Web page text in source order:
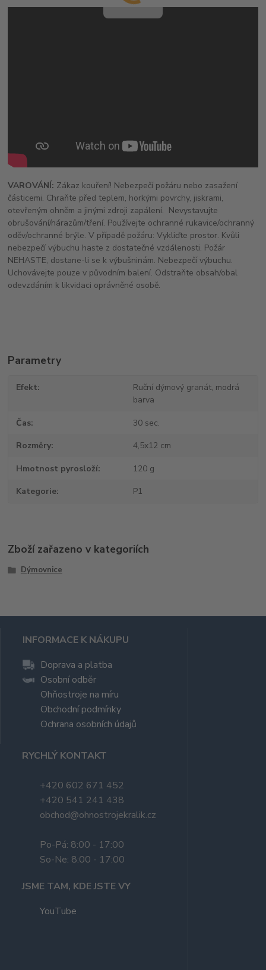
VAROVÁNÍ: Zákaz kouření! Nebezpečí požáru nebo zasažení
částicemi. Chraňte před teplem, horkými povrchy, jiskrami,
otevřeným ohněm a jinými zdroji zapálení. Nevystavujte
obrušování/nárazům/tření. Používejte ochranné rukavice/ochranný
oděv/ochranné brýle. V případě požáru: Vykliďte prostor. Kvůli
nebezpečí výbuchu haste z dostatečné vzdálenosti. Požár
NEHASTE, dostane-li se k výbušninám. Nebezpečí výbuchu.
Uchovávejte pouze v původním balení. Odstraňte obsah/obal
odevzdáním k likvidaci oprávněné osobě.
Parametry
Efekt
Ruční dýmový granát, modrá
barva
Čas 30 sec.
Rozměry 4,5x12 cm
Hmotnost pyrosloží 120 g
Kategorie P1
Zboží zařazeno v kategoriích
Dýmovnice
INFORMACE K NÁKUPU
Doprava a platba
Osobní odběr
Ohňostroje na míru
Obchodní podmínky
Ochrana osobních údajů
RYCHLÝ KONTAKT
+420 602 671 452
+420 541 241 438
obchod@ohnostrojekralik.cz
Po-Pá: 8:00 - 17:00
So-Ne: 8:00 - 17:00
JSME TAM, KDE JSTE VY
YouTube